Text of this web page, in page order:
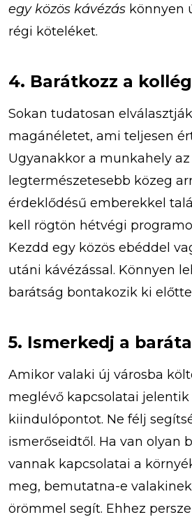
egy közös kávézás könnyen
régi köteléket.
4. Barátkozz a
Sokan tudatosan
magánéletet, ami teljesen
Ugyanakkor a munkahely
legtermészetesebb közeg
érdeklődésű emberekkel
kell rögtön hétvégi
Kezdd egy közös ebéddel
utáni kávézással. Könnyen
barátság bontakozik ki
5. Ismerkedj a
Amikor valaki új városba
meglévő kapcsolatai
kiindulópontot. Ne félj
ismerőseidtől. Ha van olyan
vannak kapcsolatai a
meg, bemutatna-e
örömmel segít. Ehhez